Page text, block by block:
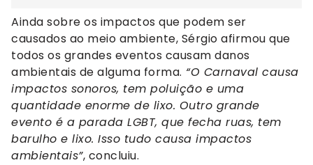
Ainda sobre os impactos que podem ser
causados ao meio ambiente, Sérgio afirmou que
todos os grandes eventos causam danos
ambientais de alguma forma. “O Carnaval causa
impactos sonoros, tem poluição e uma
quantidade enorme de lixo. Outro grande
evento é a parada LGBT, que fecha ruas, tem
barulho e lixo. Isso tudo causa impactos
ambientais”, concluiu.